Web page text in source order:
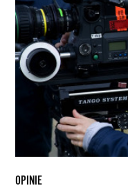
filmów
festiwalowych
ulubieńców,
na
które
OPINIE